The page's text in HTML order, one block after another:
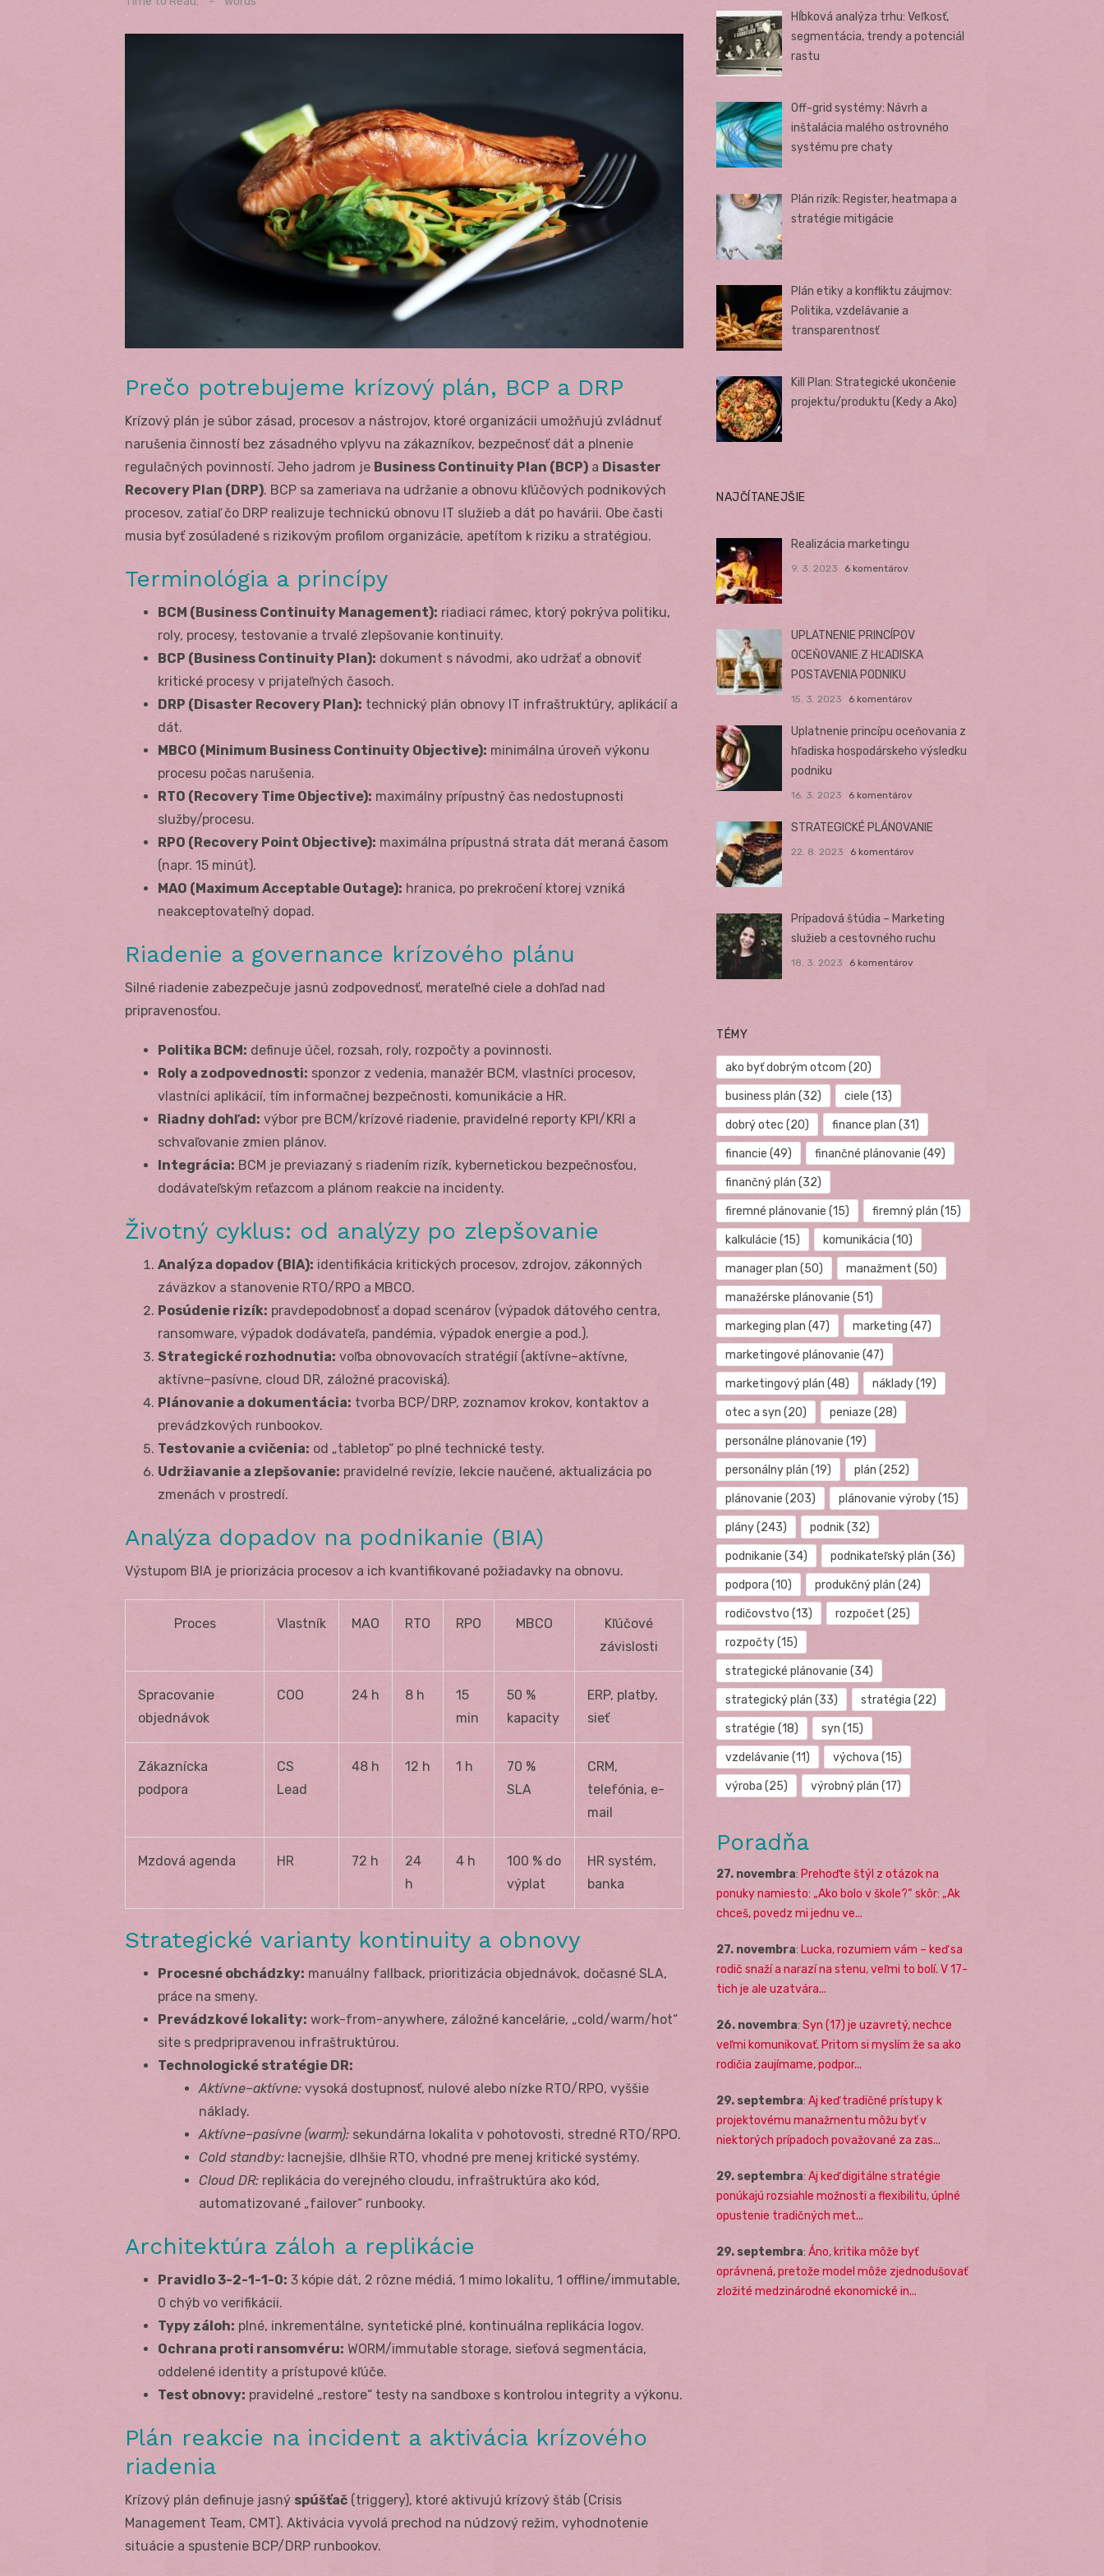
Prečo potrebujeme krízový plán, BCP a DRP
Krízový plán je súbor zásad, procesov a nástrojov, ktoré organizácii umožňujú zvládnuť
narušenia činností bez zásadného vplyvu na zákazníkov, bezpečnosť dát a plnenie
regulačných povinností. Jeho jadrom je Business Continuity Plan (BCP) a Disaster
Recovery Plan (DRP). BCP sa zameriava na udržanie a obnovu kľúčových podnikových
procesov, zatiaľ čo DRP realizuje technickú obnovu IT služieb a dát po havárii. Obe časti
musia byť zosúladené s rizikovým profilom organizácie, apetítom k riziku a stratégiou.
Terminológia a princípy
BCM (Business Continuity Management): riadiaci rámec, ktorý pokrýva politiku,
roly, procesy, testovanie a trvalé zlepšovanie kontinuity.
BCP (Business Continuity Plan): dokument s návodmi, ako udržať a obnoviť
kritické procesy v prijateľných časoch.
DRP (Disaster Recovery Plan): technický plán obnovy IT infraštruktúry, aplikácií a
dát.
MBCO (Minimum Business Continuity Objective): minimálna úroveň výkonu
procesu počas narušenia.
RTO (Recovery Time Objective): maximálny prípustný čas nedostupnosti
služby/procesu.
RPO (Recovery Point Objective): maximálna prípustná strata dát meraná časom
(napr. 15 minút).
MAO (Maximum Acceptable Outage): hranica, po prekročení ktorej vzniká
neakceptovateľný dopad.
Riadenie a governance krízového plánu
Silné riadenie zabezpečuje jasnú zodpovednosť, merateľné ciele a dohľad nad
pripravenosťou.
Politika BCM: definuje účel, rozsah, roly, rozpočty a povinnosti.
Roly a zodpovednosti: sponzor z vedenia, manažér BCM, vlastníci procesov,
vlastníci aplikácií, tím informačnej bezpečnosti, komunikácie a HR.
Riadny dohľad: výbor pre BCM/krízové riadenie, pravidelné reporty KPI/KRI a
schvaľovanie zmien plánov.
Integrácia: BCM je previazaný s riadením rizík, kybernetickou bezpečnosťou,
dodávateľským reťazcom a plánom reakcie na incidenty.
Životný cyklus: od analýzy po zlepšovanie
Analýza dopadov (BIA): identifikácia kritických procesov, zdrojov, zákonných
záväzkov a stanovenie RTO/RPO a MBCO.
Posúdenie rizík: pravdepodobnosť a dopad scenárov (výpadok dátového centra,
ransomware, výpadok dodávateľa, pandémia, výpadok energie a pod.).
Strategické rozhodnutia: voľba obnovovacích stratégií (aktívne–aktívne,
aktívne–pasívne, cloud DR, záložné pracoviská).
Plánovanie a dokumentácia: tvorba BCP/DRP, zoznamov krokov, kontaktov a
prevádzkových runbookov.
Testovanie a cvičenia: od „tabletop“ po plné technické testy.
Udržiavanie a zlepšovanie: pravidelné revízie, lekcie naučené, aktualizácia po
zmenách v prostredí.
Analýza dopadov na podnikanie (BIA)
Výstupom BIA je priorizácia procesov a ich kvantifikované požiadavky na obnovu.
Proces Vlastník MAO RTO RPO MBCO
Kľúčové
závislosti
Spracovanie
objednávok
COO 24 h 8 h
15
min
50 %
kapacity
ERP, platby,
sieť
Zákaznícka
podpora
CS
Lead
48 h 12 h 1 h
70 %
SLA
CRM,
telefónia, e-
mail
Mzdová agenda HR 72 h
24
h
4 h
100 % do
výplat
HR systém,
banka
Strategické varianty kontinuity a obnovy
Procesné obchádzky: manuálny fallback, prioritizácia objednávok, dočasné SLA,
práce na smeny.
Prevádzkové lokality: work-from-anywhere, záložné kancelárie, „cold/warm/hot“
site s predpripravenou infraštruktúrou.
Technologické stratégie DR:
Aktívne–aktívne: vysoká dostupnosť, nulové alebo nízke RTO/RPO, vyššie
náklady.
Aktívne–pasívne (warm): sekundárna lokalita v pohotovosti, stredné RTO/RPO.
Cold standby: lacnejšie, dlhšie RTO, vhodné pre menej kritické systémy.
Cloud DR: replikácia do verejného cloudu, infraštruktúra ako kód,
automatizované „failover“ runbooky.
Architektúra záloh a replikácie
Pravidlo 3-2-1-1-0: 3 kópie dát, 2 rôzne médiá, 1 mimo lokalitu, 1 offline/immutable,
0 chýb vo verifikácii.
Typy záloh: plné, inkrementálne, syntetické plné, kontinuálna replikácia logov.
Ochrana proti ransomvéru: WORM/immutable storage, sieťová segmentácia,
oddelené identity a prístupové kľúče.
Test obnovy: pravidelné „restore“ testy na sandboxe s kontrolou integrity a výkonu.
Plán reakcie na incident a aktivácia krízového
riadenia
Krízový plán definuje jasný spúšťač (triggery), ktoré aktivujú krízový štáb (Crisis
Management Team, CMT). Aktivácia vyvolá prechod na núdzový režim, vyhodnotenie
situácie a spustenie BCP/DRP runbookov.
Hĺbková analýza trhu: Veľkosť,
segmentácia, trendy a potenciál
rastu
Off-grid systémy: Návrh a
inštalácia malého ostrovného
systému pre chaty
Plán rizík: Register, heatmapa a
stratégie mitigácie
Plán etiky a konfliktu záujmov:
Politika, vzdelávanie a
transparentnosť
Kill Plan: Strategické ukončenie
projektu/produktu (Kedy a Ako)
NAJČÍTANEJŠIE
Realizácia marketingu
9. 3. 2023 6 komentárov
UPLATNENIE PRINCÍPOV
OCEŇOVANIE Z HĽADISKA
POSTAVENIA PODNIKU
15. 3. 2023 6 komentárov
Uplatnenie princípu oceňovania z
hľadiska hospodárskeho výsledku
podniku
16. 3. 2023 6 komentárov
STRATEGICKÉ PLÁNOVANIE
22. 8. 2023 6 komentárov
Prípadová štúdia – Marketing
služieb a cestovného ruchu
18. 3. 2023 6 komentárov
TÉMY
ako byť dobrým otcom (20)
business plán (32) ciele (13)
dobrý otec (20) finance plan (31)
financie (49) finančné plánovanie (49)
finančný plán (32)
firemné plánovanie (15) firemný plán (15)
kalkulácie (15) komunikácia (10)
manager plan (50) manažment (50)
manažérske plánovanie (51)
markeging plan (47) marketing (47)
marketingové plánovanie (47)
marketingový plán (48) náklady(19)
otec a syn (20) peniaze (28)
personálne plánovanie (19)
personálny plán (19) plán (252)
plánovanie (203) plánovanie výroby(15)
plány(243) podnik(32)
podnikanie (34) podnikateľský plán (36)
podpora (10) produkčný plán (24)
rodičovstvo (13) rozpočet (25)
rozpočty(15)
strategické plánovanie (34)
strategický plán (33) stratégia (22)
stratégie (18) syn (15)
vzdelávanie (11) výchova (15)
výroba (25) výrobný plán (17)
Poradňa
27. novembra: Prehoďte štýl z otázok na
ponuky namiesto: „Ako bolo v škole?“ skôr: „Ak
chceš, povedz mi jednu ve...
27. novembra: Lucka, rozumiem vám – keď sa
rodič snaží a narazí na stenu, veľmi to bolí. V 17-
tich je ale uzatvára...
26. novembra: Syn (17) je uzavretý, nechce
veľmi komunikovať. Pritom si myslím že sa ako
rodičia zaujímame, podpor...
29. septembra: Aj keď tradičné prístupy k
projektovému manažmentu môžu byť v
niektorých prípadoch považované za zas...
29. septembra: Aj keď digitálne stratégie
ponúkajú rozsiahle možnosti a flexibilitu, úplné
opustenie tradičných met...
29. septembra: Áno, kritika môže byť
oprávnená, pretože model môže zjednodušovať
zložité medzinárodné ekonomické in...